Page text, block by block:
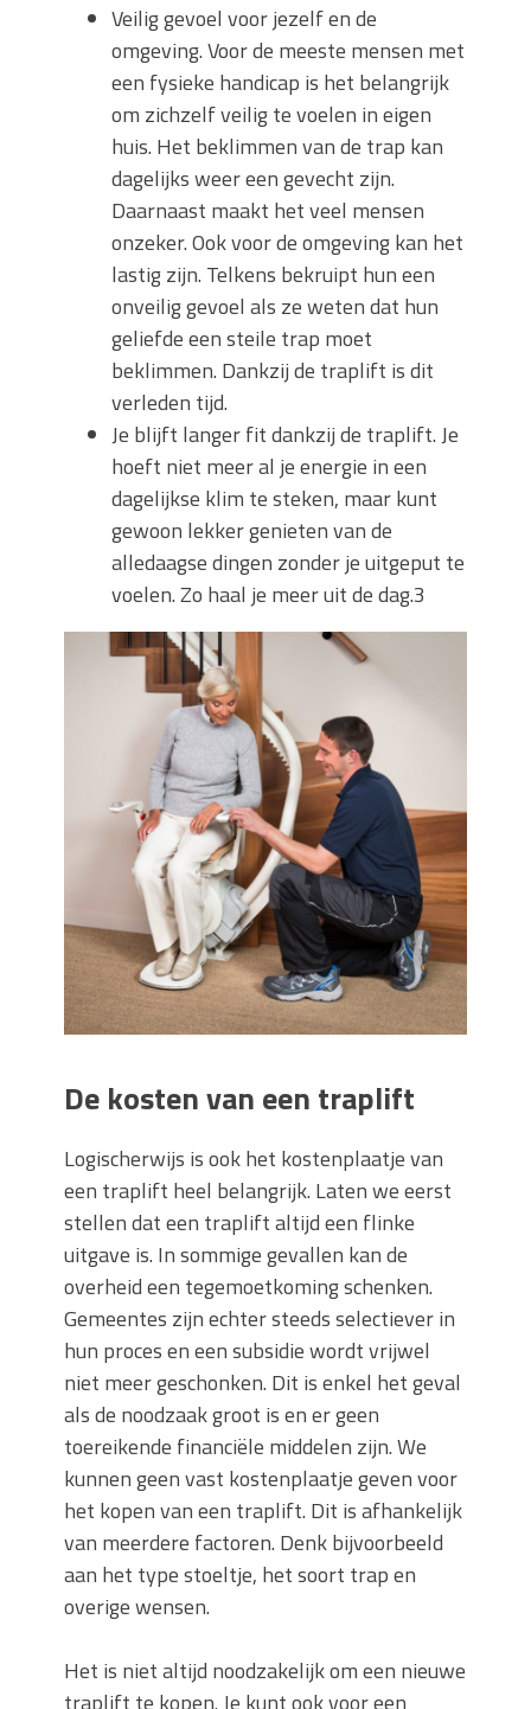
Veilig gevoel voor jezelf en de
omgeving. Voor de meeste mensen met
een fysieke handicap is het belangrijk
om zichzelf veilig te voelen in eigen
huis. Het beklimmen van de trap kan
dagelijks weer een gevecht zijn.
Daarnaast maakt het veel mensen
onzeker. Ook voor de omgeving kan het
lastig zijn. Telkens bekruipt hun een
onveilig gevoel als ze weten dat hun
geliefde een steile trap moet
beklimmen. Dankzij de traplift is dit
verleden tijd.
Je blijft langer fit dankzij de traplift. Je
hoeft niet meer al je energie in een
dagelijkse klim te steken, maar kunt
gewoon lekker genieten van de
alledaagse dingen zonder je uitgeput te
voelen. Zo haal je meer uit de dag.3
De kosten van een traplift
Logischerwijs is ook het kostenplaatje van
een traplift heel belangrijk. Laten we eerst
stellen dat een traplift altijd een flinke
uitgave is. In sommige gevallen kan de
overheid een tegemoetkoming schenken.
Gemeentes zijn echter steeds selectiever in
hun proces en een subsidie wordt vrijwel
niet meer geschonken. Dit is enkel het geval
als de noodzaak groot is en er geen
toereikende financiële middelen zijn. We
kunnen geen vast kostenplaatje geven voor
het kopen van een traplift. Dit is afhankelijk
van meerdere factoren. Denk bijvoorbeeld
aan het type stoeltje, het soort trap en
overige wensen.
Het is niet altijd noodzakelijk om een nieuwe
traplift te kopen. Je kunt ook voor een